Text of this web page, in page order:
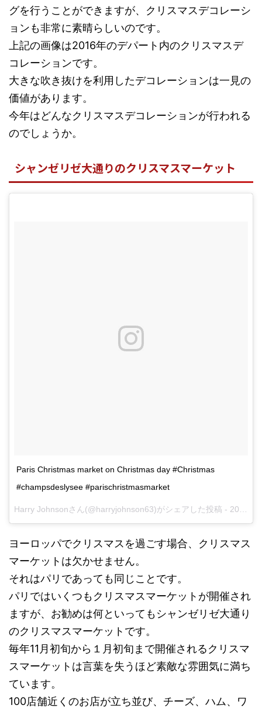
グを行うことができますが、クリスマスデコレーシ
ョンも非常に素晴らしいのです。
上記の画像は2016年のデパート内のクリスマスデ
コレーションです。
大きな吹き抜けを利用したデコレーションは一見の
価値があります。
今年はどんなクリスマスデコレーションが行われる
のでしょうか。
シャンゼリゼ大通りのクリスマスマーケット
Paris Christmas market on Christmas day #Christmas
#champsdeslysee #parischristmasmarket
Harry Johnsonさん(@harryjohnson63)がシェアした投稿 - 2016 12月 25 12:02午後 PST
ヨーロッパでクリスマスを過ごす場合、クリスマス
マーケットは欠かせません。
それはパリであっても同じことです。
パリではいくつもクリスマスマーケットが開催され
ますが、お勧めは何といってもシャンゼリゼ大通り
のクリスマスマーケットです。
毎年11月初旬から１月初旬まで開催されるクリスマ
スマーケットは言葉を失うほど素敵な雰囲気に満ち
ています。
100店舗近くのお店が立ち並び、チーズ、ハム、ワ